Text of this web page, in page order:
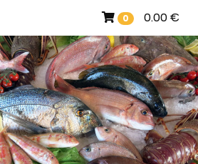
0 0.00 €